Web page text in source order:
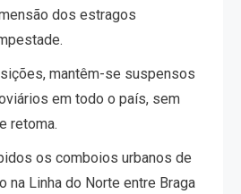
dos estragos
mantêm-se suspensos
em todo o país, sem
retoma.
os comboios urbanos de
na Linha do Norte entre Braga